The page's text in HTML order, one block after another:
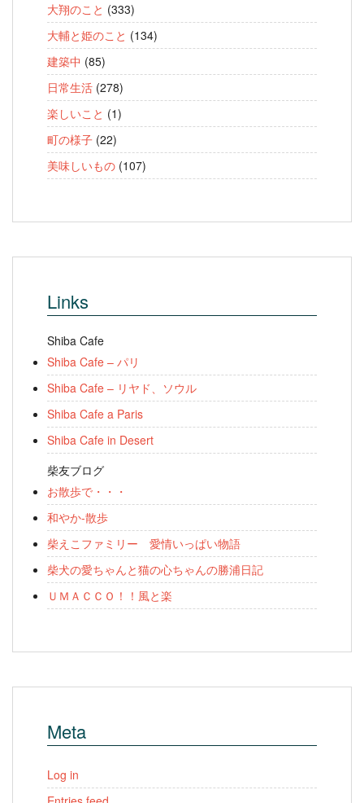
大翔のこと (333)
大輔と姫のこと (134)
建築中 (85)
日常生活 (278)
楽しいこと (1)
町の様子 (22)
美味しいもの (107)
Links
Shiba Cafe
Shiba Cafe – パリ
Shiba Cafe – リヤド、ソウル
Shiba Cafe a Paris
Shiba Cafe in Desert
柴友ブログ
お散歩で・・・
和やか-散歩
柴えこファミリー 愛情いっぱい物語
柴犬の愛ちゃんと猫の心ちゃんの勝浦日記
ＵＭＡＣＣＯ！！風と楽
Meta
Log in